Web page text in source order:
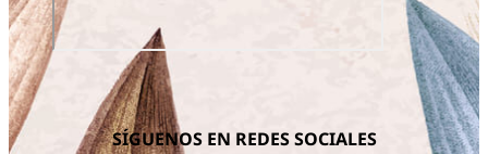
SÍGUENOS EN REDES SOCIALES